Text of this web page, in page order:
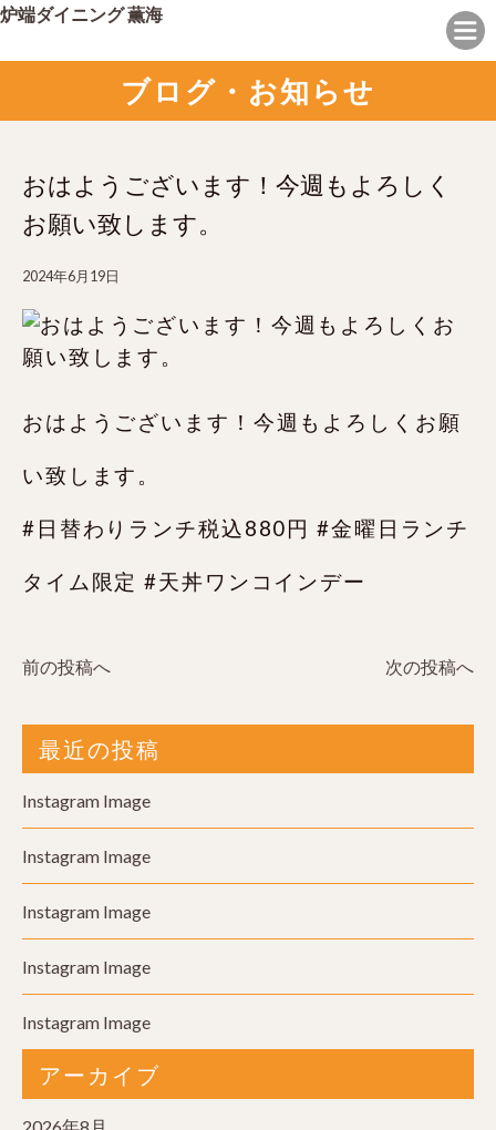
炉端ダイニング 薫海
ブログ・お知らせ
おはようございます！今週もよろしく
お願い致します。
2024年6月19日
おはようございます！今週もよろしくお願
い致します。
#日替わりランチ税込880円 #金曜日ランチ
タイム限定 #天丼ワンコインデー
前の投稿へ 次の投稿へ
最近の投稿
Instagram Image
Instagram Image
Instagram Image
Instagram Image
Instagram Image
アーカイブ